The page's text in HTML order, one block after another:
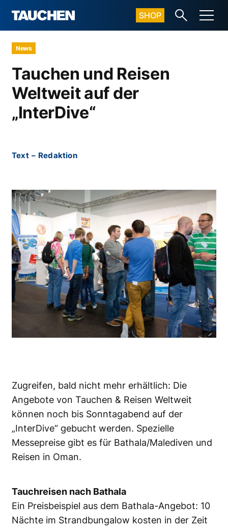
SHOP
News
Tauchen und Reisen
Weltweit auf der
„InterDive“
Text – Redaktion
Zugreifen, bald nicht mehr erhältlich: Die
Angebote von Tauchen & Reisen Weltweit
können noch bis Sonntagabend auf der
„InterDive“ gebucht werden. Spezielle
Messepreise gibt es für Bathala/Malediven und
Reisen in Oman.
Tauchreisen nach Bathala
Ein Preisbeispiel aus dem Bathala-Angebot: 10
Nächte im Strandbungalow kosten in der Zeit